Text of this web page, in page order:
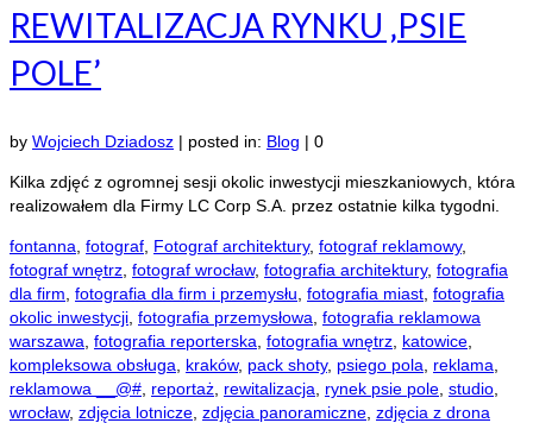
REWITALIZACJA RYNKU ‚PSIE
POLE’
by Wojciech Dziadosz | posted in: Blog | 0
Kilka zdjęć z ogromnej sesji okolic inwestycji mieszkaniowych, która
realizowałem dla Firmy LC Corp S.A. przez ostatnie kilka tygodni.
fontanna fotograf Fotograf architektury, fotograf reklamowy,
fotograf wnętrz fotograf wrocław, fotografia architektury, fotografia
dla firm fotografia dla firm i przemysłu fotografia miast fotografia
okolic inwestycji fotografia przemysłowa fotografia reklamowa
warszawa fotografia reporterska fotografia wnętrz katowice
kompleksowa obsługa
kraków, pack shoty, psiego pola reklama
reklamowa __@# reportaż rewitalizacja rynek psie pole studio
wrocław, zdjęcia lotnicze zdjęcia panoramiczne zdjęcia z drona